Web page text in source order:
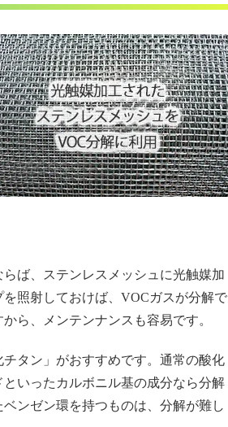
ば、ステンレスメッシュに光触媒加
照射しておけば、VOCガスが分解で
ら、メンテンナンスも容易です。
タン」がおすすめです。通常の酸化
いったカルボニル基の成分なら分解
ンゼン環を持つものは、分解が難し